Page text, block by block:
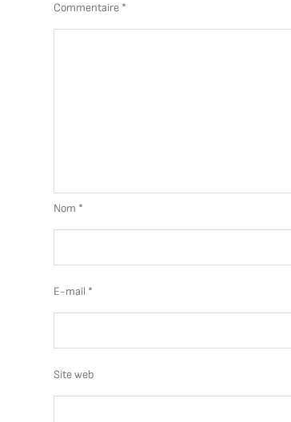
Commentaire *
Nom *
E-mail *
Site web